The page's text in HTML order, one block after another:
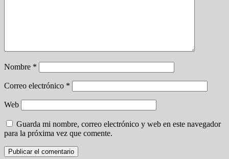
Nombre *
Correo electrónico *
Web
Guarda mi nombre, correo electrónico y web en este navegador
para la próxima vez que comente.